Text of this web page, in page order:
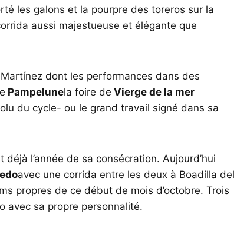
les galons et la pourpre des toreros sur la
aussi majestueuse et élégante que
dont les performances dans des
Pampelunela foire de Vierge de la mer
du cycle- ou le grand travail signé dans sa
l’année de sa consécration. Aujourd’hui
avec une corrida entre les deux à Boadilla del
propres de ce début de mois d’octobre. Trois
avec sa propre personnalité.